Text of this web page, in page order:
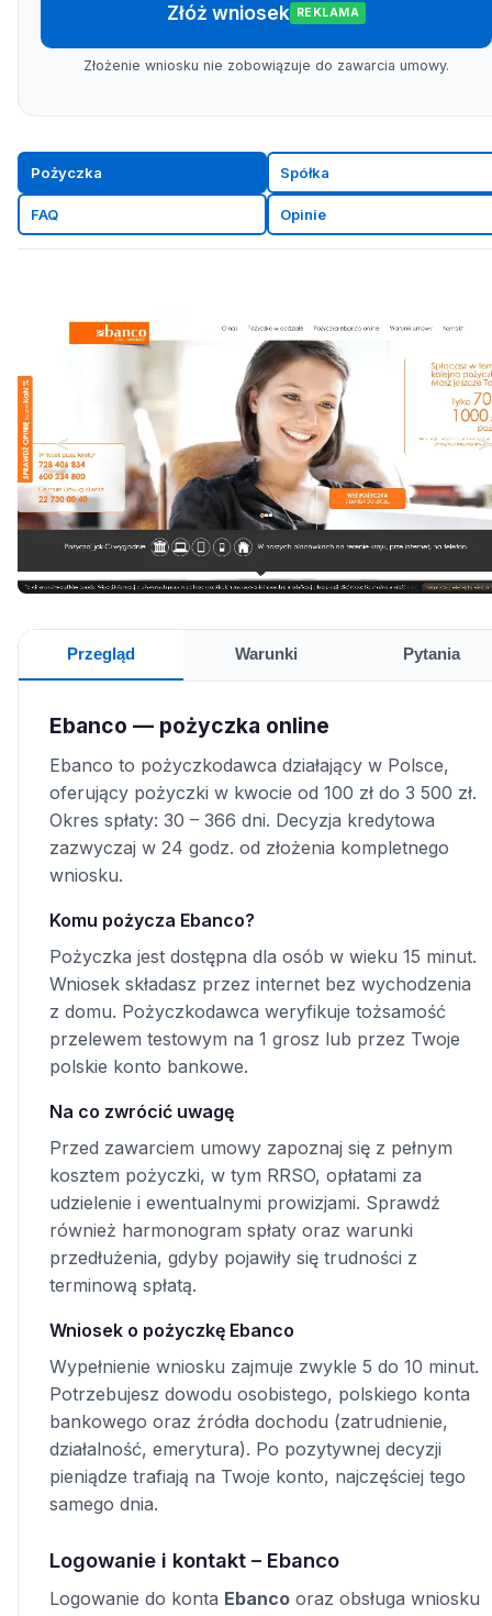
Złóż wniosek REKLAMA
Złożenie wniosku nie zobowiązuje do zawarcia umowy.
Pożyczka Spółka
FAQ Opinie
Przegląd Warunki Pytania
Ebanco — pożyczka online
Ebanco to pożyczkodawca działający w Polsce,
oferujący pożyczki w kwocie od 100 zł do 3 500 zł.
Okres spłaty: 30 – 366 dni. Decyzja kredytowa
zazwyczaj w 24 godz. od złożenia kompletnego
wniosku.
Komu pożycza Ebanco?
Pożyczka jest dostępna dla osób w wieku 15 minut.
Wniosek składasz przez internet bez wychodzenia
z domu. Pożyczkodawca weryfikuje tożsamość
przelewem testowym na 1 grosz lub przez Twoje
polskie konto bankowe.
Na co zwrócić uwagę
Przed zawarciem umowy zapoznaj się z pełnym
kosztem pożyczki, w tym RRSO, opłatami za
udzielenie i ewentualnymi prowizjami. Sprawdź
również harmonogram spłaty oraz warunki
przedłużenia, gdyby pojawiły się trudności z
terminową spłatą.
Wniosek o pożyczkę Ebanco
Wypełnienie wniosku zajmuje zwykle 5 do 10 minut.
Potrzebujesz dowodu osobistego, polskiego konta
bankowego oraz źródła dochodu (zatrudnienie,
działalność, emerytura). Po pozytywnej decyzji
pieniądze trafiają na Twoje konto, najczęściej tego
samego dnia.
Logowanie i kontakt – Ebanco
Logowanie do konta Ebanco oraz obsługa wniosku